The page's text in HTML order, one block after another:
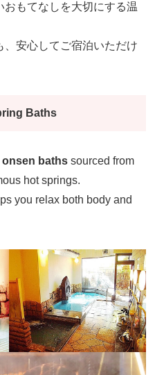
もてなしを大切にする温
安心してご宿泊いただけ
Baths
baths sourced from
hot springs.
you relax both body and